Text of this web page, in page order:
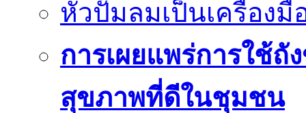
หัวปั๊มลมเป็นเครื่องมื
การเผยแพร่การใช้ถั
สุขภาพที่ดีในชุมชน